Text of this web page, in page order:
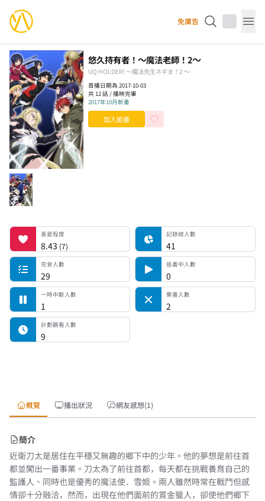
YourAnimes 你的動畫 免廣告
悠久持有者！～魔法老師！2～
UQ HOLDER! 〜魔法先生ネギま！2 ～
首播日期為 2017-10-03
共 12 話 / 播映完畢
2017年10月新番
加入追番
喜愛程度喜愛程度
8.43 (7)
記錄總人數 記錄總人數
41
完食人數
完食人數
29
追番中人數
追番中人數
0
一時中斷人數
一時中斷人數
1
棄番人數
棄番人數
2
計劃觀看人數
計劃觀看人數
9
概覽 播出狀況 網友感想(1)
簡介
近衛刀太是居住在平穩又無趣的鄉下中的少年。他的夢想是前往首
都並闖出一番事業。刀太為了前往首都，每天都在挑戰養育自己的
監護人、同時也是優秀的魔法使．雪姬。兩人雖然時常在戰鬥但感
情卻十分融洽，然而，出現在他們面前的賞金獵人，卻使他們鄉下